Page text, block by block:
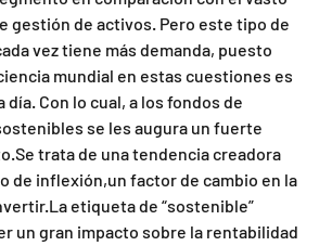
gestión de activos. Pero este tipo de
vez tiene más demanda, puesto
mundial en estas cuestiones es
día. Con lo cual, a los fondos de
se les augura un fuerte
trata de una tendencia creadora
de inflexión,un factor de cambio en la
etiqueta de “sostenible”
un gran impacto sobre la rentabilidad